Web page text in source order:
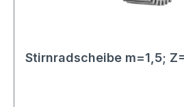
Stirnradscheibe m=1,5;